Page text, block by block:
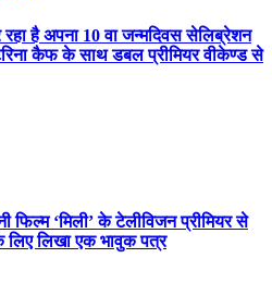
है अपना 10 वा जन्मदिवस सेलिब्रेशन
कैफ के साथ डबल प्रीमियर वीकेण्ड से
फिल्म ‘मिली’ के टेलीविजन प्रीमियर से
लिखा एक भावुक पत्र